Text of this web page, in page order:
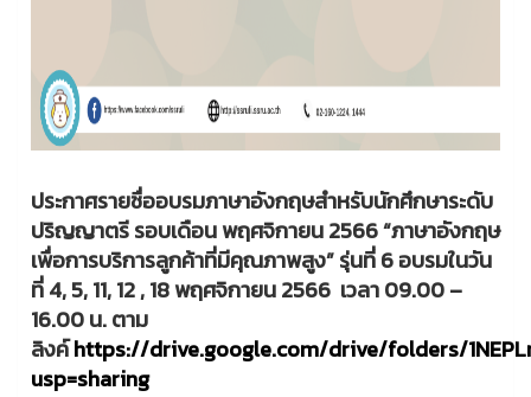
ประกาศรายชื่ออบรมภาษาอังกฤษสำหรับนักศึกษาระดับ
ปริญญาตรี รอบเดือน พฤศจิกายน 2566 “ภาษาอังกฤษ
เพื่อการบริการลูกค้าที่มีคุณภาพสูง” รุ่นที่ 6 อบรมในวัน
ที่ 4, 5, 11, 12 , 18 พฤศจิกายน 2566 เวลา 09.00 –
16.00 น. ตาม
ลิงค์https://drive.google.com/drive/folders/
usp=sharing